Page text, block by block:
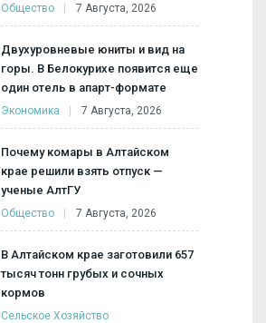
Общество 7 Августа, 2026
Двухуровневые юниты и вид на
горы. В Белокурихе появится еще
один отель в апарт-формате
Экономика 7 Августа, 2026
Почему комары в Алтайском
крае решили взять отпуск —
ученые АлтГУ
Общество 7 Августа, 2026
В Алтайском крае заготовили 657
тысяч тонн грубых и сочных
кормов
Сельское Хозяйство